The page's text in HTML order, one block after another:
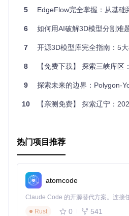
用。
发。
全面的测试
: 拥有详细的单元测
代码质量和稳定性。
自由软件许可: 使用宽松的SGI
总的来说，libtess.js是一个强大的
案，无论你是初级开发者还是经验
的强大功能和易用性中受益。立即
5 EdgeFlow完全掌握：从基础
6 如何用AI破解3D模型分割难题
7 开源3D模型库完全指南：5
8 【免费下载】 探索三峡库区：30米
9 探索未来的边界：Polygon-
10 【亲测免费】 探索辽宁：2022年精细GIS数据宝库 ——
热门项目推荐
atomcode
Rust
0 541